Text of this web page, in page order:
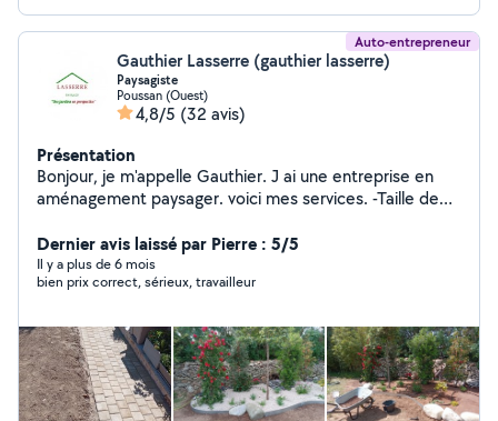
cela n' hésiter pas à prendre contact via le site.
Auto-entrepreneur
Gauthier Lasserre (gauthier lasserre)
Paysagiste
Poussan (Ouest)
4,8/5 (32 avis)
Présentation
Bonjour, je m'appelle Gauthier. J ai une entreprise en
aménagement paysager. voici mes services. -Taille de
N'hésitez pas à m'envoyer vos coordonnées par
message si vous essayez de me joindre.
Dernier avis laissé par Pierre : 5/5
Il y a plus de 6 mois
bien prix correct, sérieux, travailleur